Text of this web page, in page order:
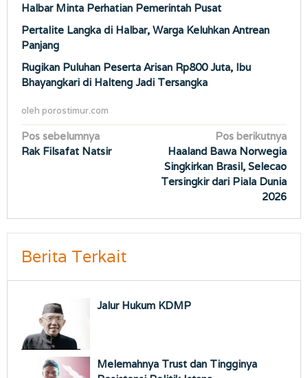
Halbar Minta Perhatian Pemerintah Pusat
Pertalite Langka di Halbar, Warga Keluhkan Antrean
Panjang
Rugikan Puluhan Peserta Arisan Rp800 Juta, Ibu
Bhayangkari di Halteng Jadi Tersangka
oleh porostimur.com
Navigasi
pos
Pos sebelumnya
Rak Filsafat Natsir
Pos berikutnya
Haaland Bawa Norwegia
Singkirkan Brasil, Selecao
Tersingkir dari Piala Dunia
2026
Berita Terkait
Jalur Hukum KDMP
Melemahnya Trust dan Tingginya